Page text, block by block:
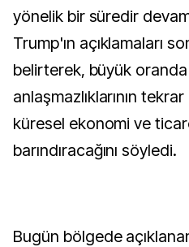
yönelik bir süredir
Trump'ın açıklamaları
belirterek, büyük
anlaşmazlıklarının
küresel ekonomi ve
barındıracağını söyledi.
Bugün bölgede